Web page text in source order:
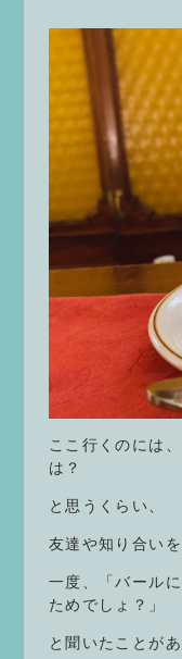
ここ行くのには
は？
と思うくらい、
友達や知り合い
一度、「バール
ためでしょ？」
と聞いたことがあ